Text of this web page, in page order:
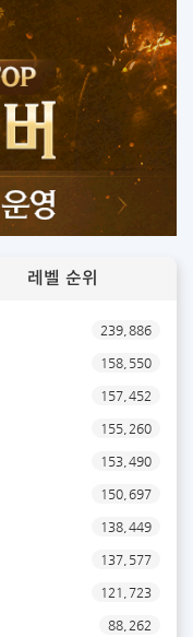
레벨 순위
239,886
158,550
157,452
155,260
153,490
150,697
138,449
137,577
121,723
88,262